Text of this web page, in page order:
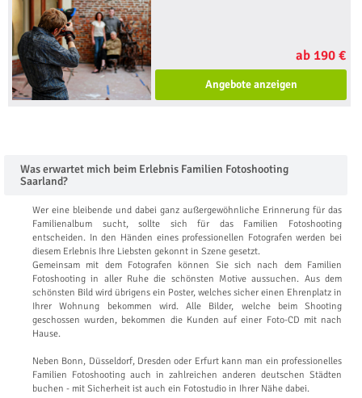
ab 190 €
Angebote anzeigen
Was erwartet mich beim Erlebnis Familien Fotoshooting
Saarland?
Wer eine bleibende und dabei ganz außergewöhnliche Erinnerung für das
Familienalbum sucht, sollte sich für das Familien Fotoshooting
entscheiden. In den Händen eines professionellen Fotografen werden bei
diesem Erlebnis Ihre Liebsten gekonnt in Szene gesetzt.
Gemeinsam mit dem Fotografen können Sie sich nach dem Familien
Fotoshooting in aller Ruhe die schönsten Motive aussuchen. Aus dem
schönsten Bild wird übrigens ein Poster, welches sicher einen Ehrenplatz in
Ihrer Wohnung bekommen wird. Alle Bilder, welche beim Shooting
geschossen wurden, bekommen die Kunden auf einer Foto-CD mit nach
Hause.
Neben Bonn, Düsseldorf, Dresden oder Erfurt kann man ein professionelles
Familien Fotoshooting auch in zahlreichen anderen deutschen Städten
buchen - mit Sicherheit ist auch ein Fotostudio in Ihrer Nähe dabei.